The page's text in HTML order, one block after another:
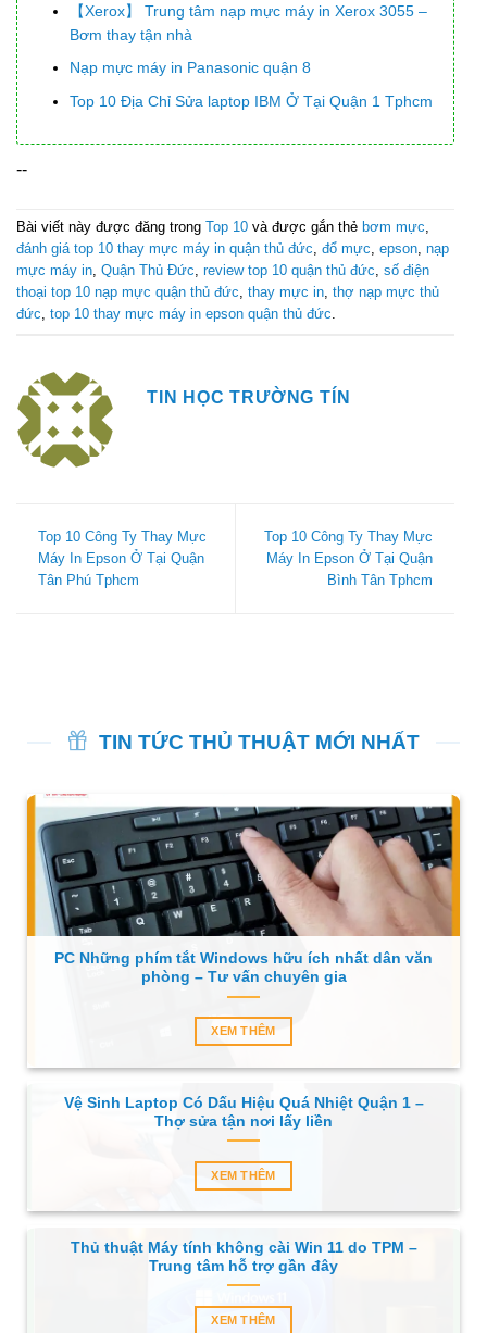
【Xerox】 Trung tâm nạp mực máy in Xerox 3055 –
Bơm thay tận nhà
Nạp mực máy in Panasonic quận 8
Top 10 Địa Chỉ Sửa laptop IBM Ở Tại Quận 1 Tphcm
--
Bài viết này được đăng trong Top 10 và được gắn thẻ bơm mực,
đánh giá top 10 thay mực máy in quận thủ đức, đổ mực, epson, nạp
mực máy in, Quận Thủ Đức, review top 10 quận thủ đức, số điện
thoại top 10 nạp mực quận thủ đức, thay mực in, thợ nạp mực thủ
đức, top 10 thay mực máy in epson quận thủ đức.
TIN HỌC TRƯỜNG TÍN
Top 10 Công Ty Thay Mực
Máy In Epson Ở Tại Quận
Tân Phú Tphcm
Top 10 Công Ty Thay Mực
Máy In Epson Ở Tại Quận
Bình Tân Tphcm
TIN TỨC THỦ THUẬT MỚI NHẤT
PC Những phím tắt Windows hữu ích nhất dân văn
phòng – Tư vấn chuyên gia
XEM THÊM
Vệ Sinh Laptop Có Dấu Hiệu Quá Nhiệt Quận 1 –
Thợ sửa tận nơi lấy liền
XEM THÊM
Thủ thuật Máy tính không cài Win 11 do TPM –
Trung tâm hỗ trợ gần đây
XEM THÊM